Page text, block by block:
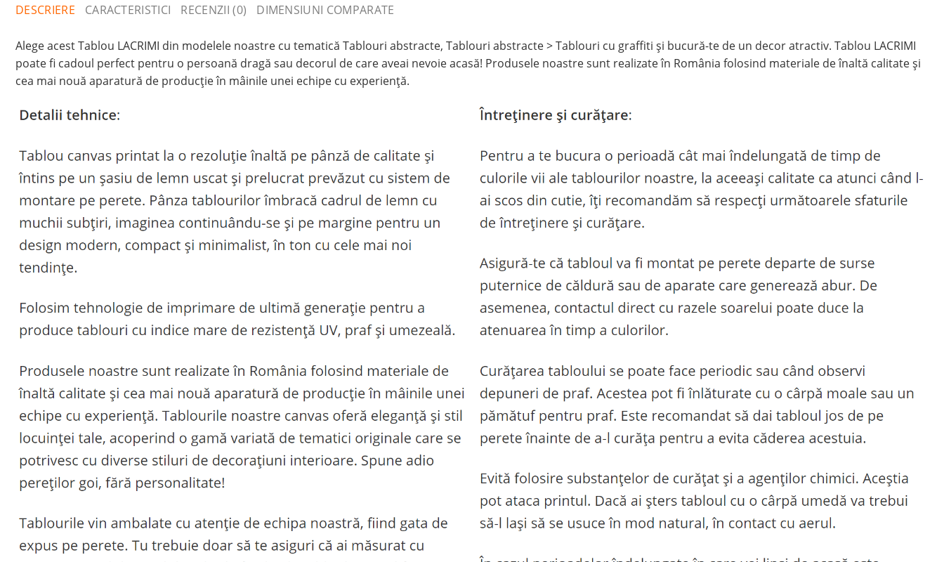
DESCRIERE CARACTERISTICI RECENZII (0) DIMENSIUNI COMPARATE
Alege acest Tablou LACRIMI din modelele noastre cu tematică Tablouri abstracte, Tablouri abstracte > Tablouri cu graffiti și bucură-te de un decor atractiv. Tablou LACRIMI
poate fi cadoul perfect pentru o persoană dragă sau decorul de care aveai nevoie acasă! Produsele noastre sunt realizate în România folosind materiale de înaltă calitate și
cea mai nouă aparatură de producție în mâinile unei echipe cu experiență.